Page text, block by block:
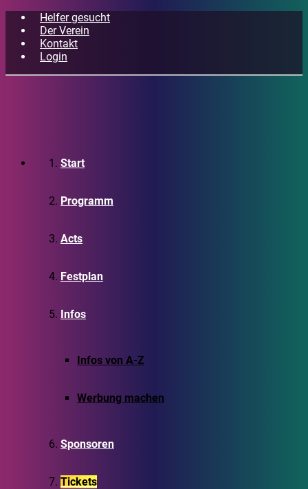
Helfer gesucht
Der Verein
Kontakt
Login
Start
Programm
Acts
Festplan
Infos
Infos von A-Z
Werbung machen
Sponsoren
Tickets